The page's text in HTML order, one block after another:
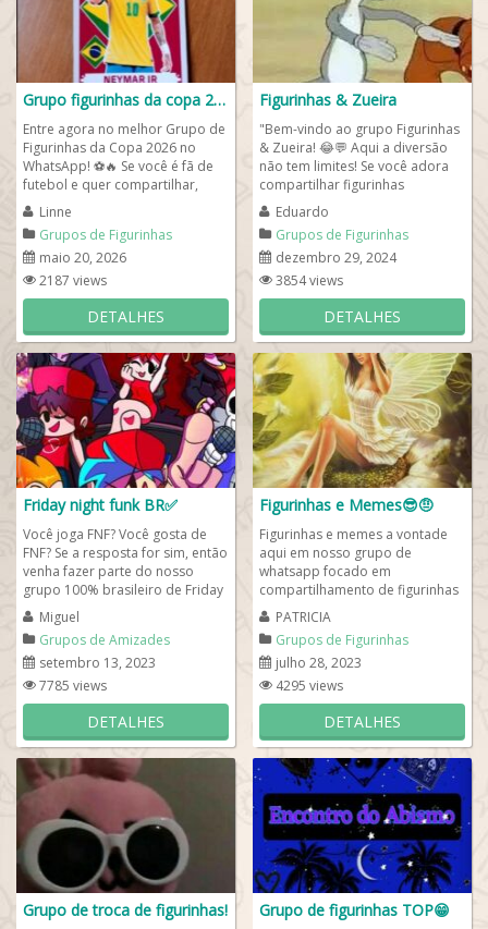
Grupo figurinhas da copa 2026
Entre agora no melhor Grupo de
Figurinhas da Copa 2026 no
WhatsApp! ⚽🔥 Se você é fã de
futebol e quer compartilhar,
baixar e trocar figurinhas...
Linne
Grupos de Figurinhas
maio 20, 2026
2187 views
DETALHES
Figurinhas & Zueira
"Bem-vindo ao grupo Figurinhas
& Zueira! 😂💬 Aqui a diversão
não tem limites! Se você adora
compartilhar figurinhas
engraçadas, memes e curtir...
Eduardo
Grupos de Figurinhas
dezembro 29, 2024
3854 views
DETALHES
Friday night funk BR✅
Você joga FNF? Você gosta de
FNF? Se a resposta for sim, então
venha fazer parte do nosso
grupo 100% brasileiro de Friday
Night Funkin. Atenção! Leia as...
Miguel
Grupos de Amizades
setembro 13, 2023
7785 views
DETALHES
Figurinhas e Memes😎🤨
Figurinhas e memes a vontade
aqui em nosso grupo de
whatsapp focado em
compartilhamento de figurinhas
engraçadas e animadas. Gosta
de rir muito? Se sim, aqui...
PATRICIA
Grupos de Figurinhas
julho 28, 2023
4295 views
DETALHES
Grupo de troca de figurinhas! Grupo de figurinhas TOP😁